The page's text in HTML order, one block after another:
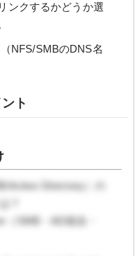
ンクするかどうか選
NFS/SMBのDNS名
ト
Active Directory）の
？
（SMB・AD統合・